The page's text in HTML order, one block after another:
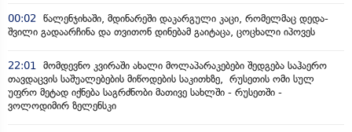
00:02
წალენჯიხაში, მდინარეში დაკარგული კაცი, რომელმაც დედა-
შვილი გადაარჩინა და თვითონ დინებამ გაიტაცა, ცოცხალი იპოვეს
22:01
მომდევნო კვირაში ახალი მოლაპარაკებები შედგება საჰაერო
თავდაცვის საშუალებების მიწოდების საკითხზე, რუსეთის ომი სულ
უფრო მეტად იქნება საგრძნობი მათივე სახლში - რუსეთში -
ვოლოდიმირ ზელენსკი